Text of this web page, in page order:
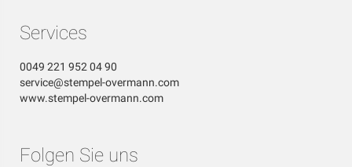
Services
0049 221 952 04 90
service@stempel-overmann.com
www.stempel-overmann.com
Folgen Sie uns